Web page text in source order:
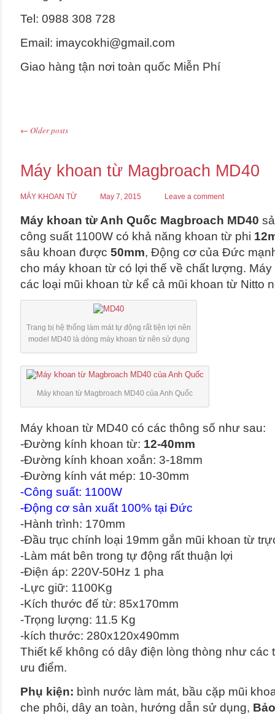
Tel: 0988 308 728
Email: imaycokhi@gmail.com
Giao hàng tận nơi toàn quốc Miễn Phí
← Older posts
Máy khoan từ Magbroach MD40
MÁY KHOAN TỪ May 7, 2015 Leave a comment
Máy khoan từ Anh Quốc Magbroach MD40
công suất 1100W có khả năng khoan từ phi
sâu khoan được 50mm, Động cơ của Đức
cho máy khoan từ có lợi thế về chất lượng.
các loại mũi khoan từ kể cả mũi khoan từ Nitto
Trang bị hệ thống làm mát tự động rất tiện lợi nên
model MD40 là dòng máy khoan từ nên sử dụng
Máy khoan từ Magbroach MD40 của Anh Quốc
Máy khoan từ MD40 có các thông số như sau:
-Đường kính khoan từ: 12-40mm
-Đường kính khoan xoắn: 3-18mm
-Đường kính vát mép: 10-30mm
-Công suất: 1100W
-Động cơ sản xuất 100% tại Đức
-Hành trình: 170mm
-Đầu trục chính loại 19mm gắn mũi khoan từ
-Làm mát bên trong tự động rất thuận lợi
-Điện áp: 220V-50Hz 1 pha
-Lực giữ: 1100Kg
-Kích thước đế từ: 85x170mm
-Trọng lượng: 11.5 Kg
-kích thước: 280x120x490mm
Thiết kế không có dây điện lòng thòng như các
ưu điểm.
Phụ kiện: bình nước làm mát, bầu cặp mũi
che phôi, dây an toàn, hướng dẫn sử dụng,